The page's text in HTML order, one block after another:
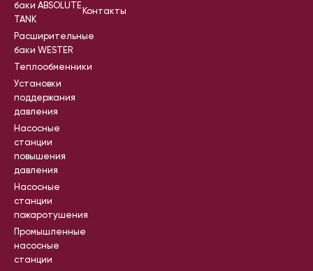
баки ABSOLUTE
TANK
Расширительные
баки WESTER
Теплообменники
Установки
поддержания
давления
Насосные
станции
повышения
давления
Насосные
станции
пожаротушения
Промышленные
насосные
станции
Контакты